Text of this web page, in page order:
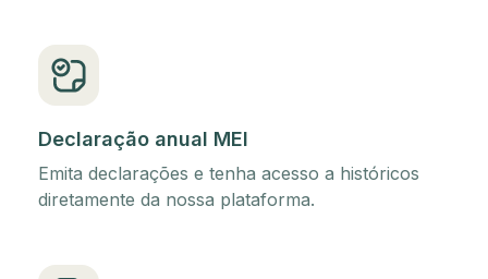
Declaração anual MEI
Emita declarações e tenha acesso a históricos
diretamente da nossa plataforma.